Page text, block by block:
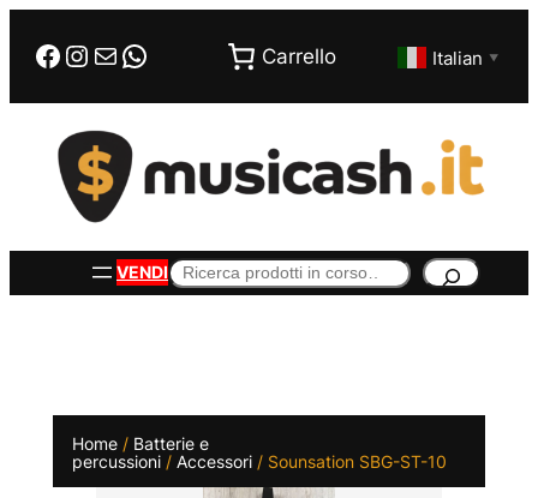
Facebook
Instagram
EmailWhatsApp Carrello Italian ▼
VENDICerca
Home/ Batterie e
percussioni/ Accessori/ Sounsation SBG-ST-10